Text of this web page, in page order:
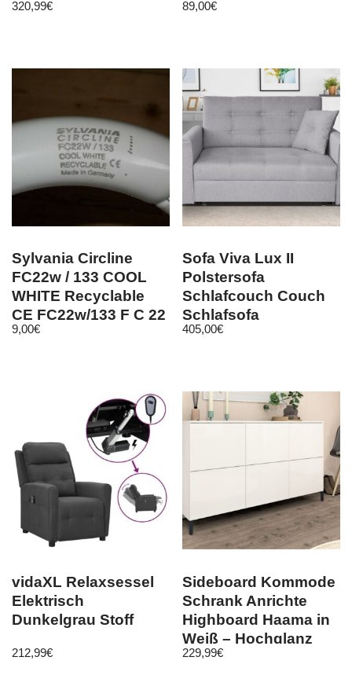
320,99€ 89,00€
Sylvania Circline
FC22w / 133 COOL
WHITE Recyclable
CE FC22w/133 F C 22
w / 133
9,00€
Sofa Viva Lux II
Polstersofa
Schlafcouch Couch
Schlafsofa
Bettkasten
405,00€
vidaXL Relaxsessel
Elektrisch
Dunkelgrau Stoff
212,99€
Sideboard Kommode
Schrank Anrichte
Highboard Haama in
Weiß – Hochglanz
und Matt 4K
229,99€